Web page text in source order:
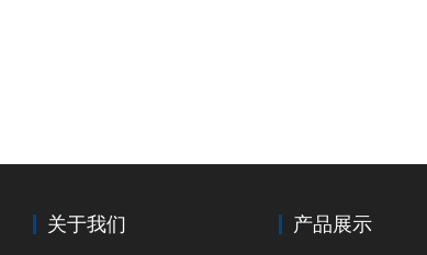
关于我们 产品展示